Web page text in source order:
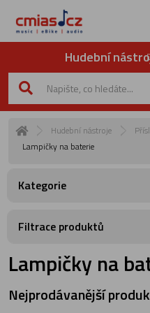
Hudební
Hudební nástroje
Lampičky na baterie
Kategorie
Filtrace produktů
Lampičky na
Nejprodávanější